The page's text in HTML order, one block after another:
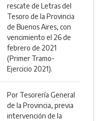
rescate de Letras del
Tesoro de la Provincia
de Buenos Aires, con
vencimiento el 26 de
febrero de 2021
(Primer Tramo-
Ejercicio 2021).
Por Tesorería General
de la Provincia, previa
intervención de la